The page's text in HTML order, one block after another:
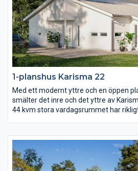
1-planshus Karisma 22
Med ett modernt yttre och en öppen
smälter det inre och det yttre av
44 kvm stora vardagsrummet har
långsidan är Karisma 22 ritat för er
och mark, vattendrag eller varför inte
trädgård?